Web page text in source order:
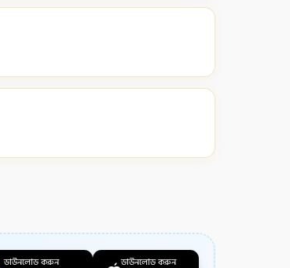
ডাউনলোড করুন ডাউনলোড করুন